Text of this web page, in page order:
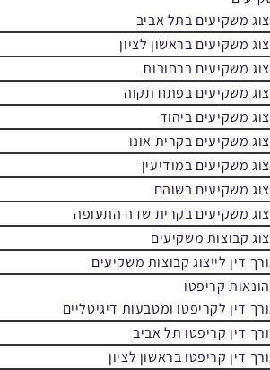
משקיעים בתל אביב
משקיעים בראשון לציון
משקיעים ברחובות
משקיעים בפתח תקוה
משקיעים ביהוד
משקיעים בקרית אונו
משקיעים במודיעין
משקיעים בשוהם
משקיעים בקרית שדה התעופה
קבוצות משקיעים
דין לייצוג קבוצות משקיעים
קריפטו
דין לקריפטו ומטבעות דיגיטליים
דין קריפטו תל אביב
דין קריפטו בראשון לציון